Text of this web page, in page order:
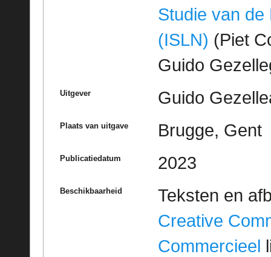
Studie van de
(ISLN) (Piet
Guido
Uitgever Guido
Plaats van uitgave Brugge, Gent
Publicatiedatum 2023
Beschikbaarheid
Teksten en
Creative
Commercieel